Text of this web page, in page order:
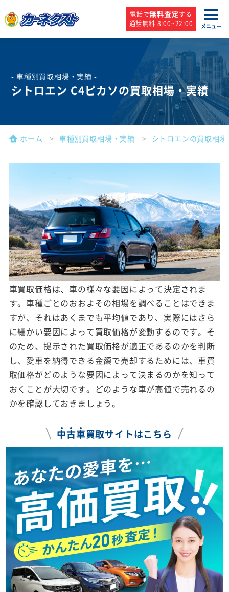
電話で無料査定する
通話無料 8:00~22:00
メニュー
- 車種別買取相場・実績 -
シトロエン C4ピカソの買取相場・実績
ホーム 車種別買取相場・実績 シトロエンの買取相
車買取価格は、車の様々な要因によって決定されま
す。車種ごとのおおよその相場を調べることはできま
すが、それはあくまでも平均値であり、実際にはさら
に細かい要因によって買取価格が変動するのです。そ
のため、提示された買取価格が適正であるのかを判断
し、愛車を納得できる金額で売却するためには、車買
取価格がどのような要因によって決まるのかを知って
おくことが大切です。どのような車が高値で売れるの
かを確認しておきましょう。
中古車買取サイトはこちら